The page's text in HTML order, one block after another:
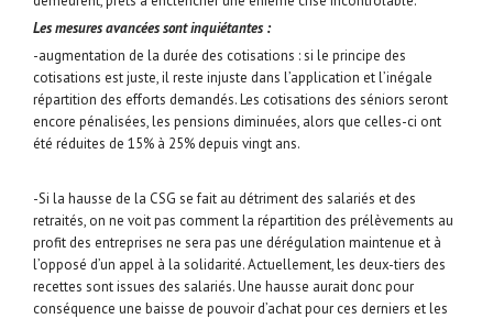
Les mesures avancées sont inquiétantes :
-augmentation de la durée des cotisations : si le principe des
cotisations est juste, il reste injuste dans l’application et l’inégale
répartition des efforts demandés. Les cotisations des séniors seront
encore pénalisées, les pensions diminuées, alors que celles-ci ont
été réduites de 15% à 25% depuis vingt ans.
-Si la hausse de la CSG se fait au détriment des salariés et des
retraités, on ne voit pas comment la répartition des prélèvements au
profit des entreprises ne sera pas une dérégulation maintenue et à
l’opposé d’un appel à la solidarité. Actuellement, les deux-tiers des
recettes sont issues des salariés. Une hausse aurait donc pour
conséquence une baisse de pouvoir d’achat pour ces derniers et les